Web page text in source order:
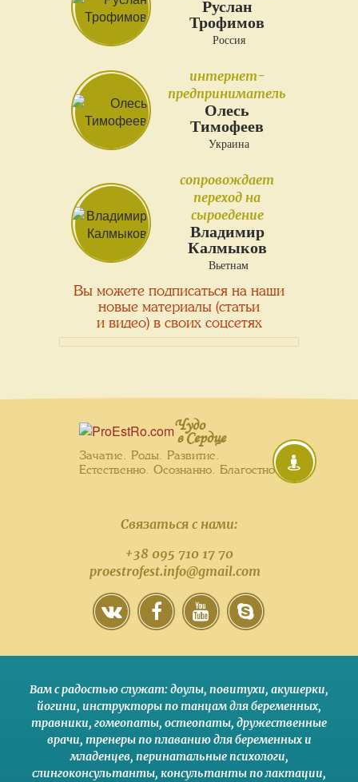
Руслан
Трофимов
Россия
интернет-
предприниматель
Олесь
Тимофеев
Украина
сопровождает
переход на
сыроедение
Владимир
Калмыков
Вьетнам
Вы можете подписаться на наши
новые материалы (статьи
и видео) в своих соцсетях
Чудо
в Сердце
Зачатие. Роды. Развитие.
Естественно. Осознанно. Благостно.
Связаться с нами:
+38 095 710 17 70
proestrofest.info@gmail.com
Вам с радостью служат:доулы, повитухи, акушерки,
йогини, инструкторы по танцам для беременных,
травники, гомеопаты, остеопаты, дружественные
врачи, тренеры по плаванию для беременных и
младенцев, перинатальные психологи,
слингоконсультанты, консультанты по лактации,